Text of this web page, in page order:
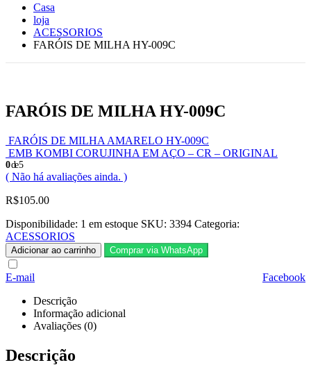
Casa
loja
ACESSORIOS
FARÓIS DE MILHA HY-009C
FARÓIS DE MILHA HY-009C
FARÓIS DE MILHA AMARELO HY-009C
EMB KOMBI CORUJINHA EM AÇO – CR – ORIGINAL
0de 5
( Não há avaliações ainda. )
R$105.00
Disponibilidade: 1 em estoque SKU: 3394 Categoria:
ACESSORIOS
Adicionar ao carrinho Comprar via WhatsApp
Facebook
E-mail
Descrição
Informação adicional
Avaliações (0)
Descrição